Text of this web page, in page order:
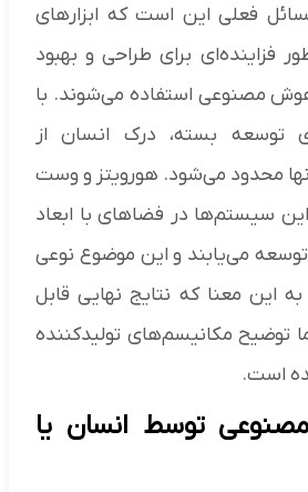
فعلی این است که ابزار‌های
برای طراحی و بهبود
مصنوعی استفاده می‌شوند. با
توسعه بسته، درک انسان از
محدود می‌شود. هورویتز و وست
این سیستم‌ها در فضا‌های با ابعاد
توسعه می‌یابند و این موضوع نوعی
به این معنا که نتایج نهایی قابل
توضیح مکانیسم‌های تولیدکننده
است.
توسط انسان یا